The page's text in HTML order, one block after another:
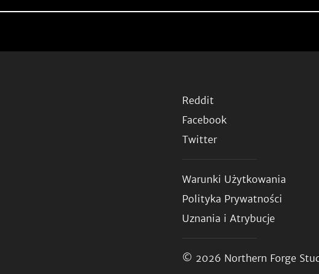
Reddit
Facebook
Twitter
Warunki Użytkowania
Polityka Prywatności
Uznania i Atrybucje
© 2026 Northern Forge